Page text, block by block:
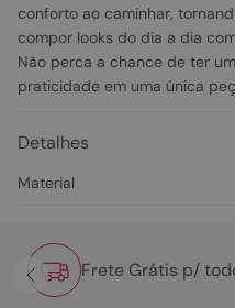
conforto ao caminhar,
compor looks do dia a dia
Não perca a chance de ter
praticidade em uma única
Detalhes
Material
Frete Grátis p/